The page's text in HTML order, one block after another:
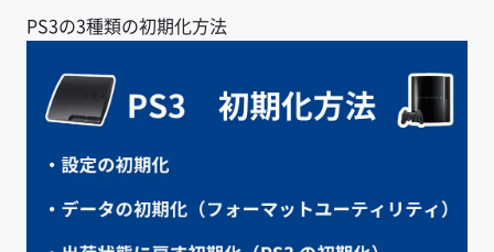
PS3の3種類の初期化方法